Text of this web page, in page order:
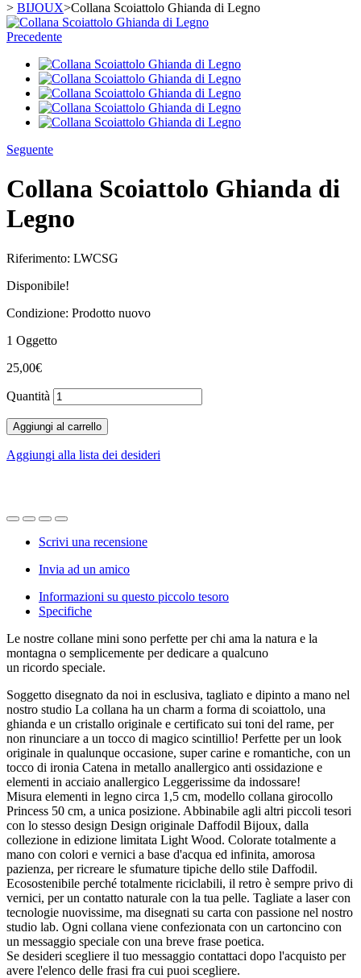
> BIJOUX>Collana Scoiattolo Ghianda di Legno
Precedente
Seguente
Collana Scoiattolo Ghianda di
Legno
Riferimento: LWCSG
Disponibile!
Condizione: Prodotto nuovo
1 Oggetto
25,00€
Quantità
Aggiungi al carrello
Aggiungi alla lista dei desideri
Scrivi una recensione
Invia ad un amico
Informazioni su questo piccolo tesoro
Specifiche
Le nostre collane mini sono perfette per chi ama la natura e la
montagna o semplicemente per dedicare a qualcuno
un ricordo speciale.
Soggetto disegnato da noi in esclusiva, tagliato e dipinto a mano nel
nostro studio La collana ha un charm a forma di scoiattolo, una
ghianda e un cristallo originale e certificato sui toni del rame, per
non rinunciare a un tocco di magico scintillio! Perfette per un look
originale in qualunque occasione, super carine e romantiche, con un
tocco di ironia Catena in metallo anallergico anti ossidazione e
elementi in acciaio anallergico Leggerissime da indossare!
Misura elementi in legno circa 1,5 cm, modello collana girocollo
Princess 50 cm, a unica posizione. Abbinabile agli altri piccoli tesori
con lo stesso design Design originale Daffodil Bijoux, dalla
collezione in edizione limitata Light Wood. Colorate totalmente a
mano con colori e vernici a base d'acqua ed infinita, amorosa
pazienza, per ricreare le sfumature tipiche dello stile Daffodil.
Ecosostenibile perché totalmente riciclabili, il retro è sempre privo di
vernici, per un contatto naturale con la tua pelle. Tagliate a laser con
tecnologie nuovissime, ma disegnati su carta con passione nel nostro
studio lab. Ogni collana viene confezionata con un cartoncino con
un messaggio speciale con una breve frase poetica.
Se desideri scegliere il tuo messaggio contattaci dopo l'acquisto per
avere l'elenco delle frasi fra cui puoi scegliere.